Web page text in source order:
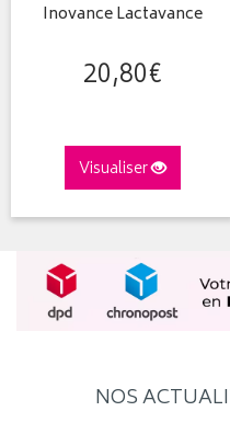
Inovance Lactavance
20,80€
Visualiser
NOS